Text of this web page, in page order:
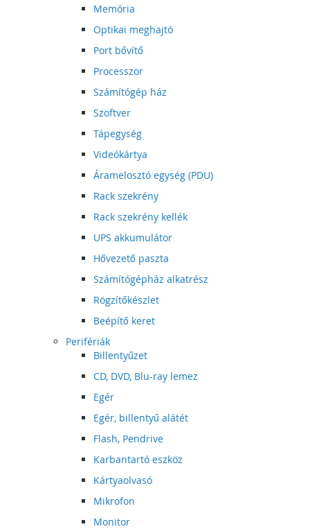
Memória
Optikai meghajtó
Port bővítő
Processzor
Számítógép ház
Szoftver
Tápegység
Videókártya
Áramelosztó egység (PDU)
Rack szekrény
Rack szekrény kellék
UPS akkumulátor
Hővezető paszta
Számítógépház alkatrész
Rögzítőkészlet
Beépítő keret
Perifériák
Billentyűzet
CD, DVD, Blu-ray lemez
Egér
Egér, billentyű alátét
Flash, Pendrive
Karbantartó eszköz
Kártyaolvasó
Mikrofon
Monitor